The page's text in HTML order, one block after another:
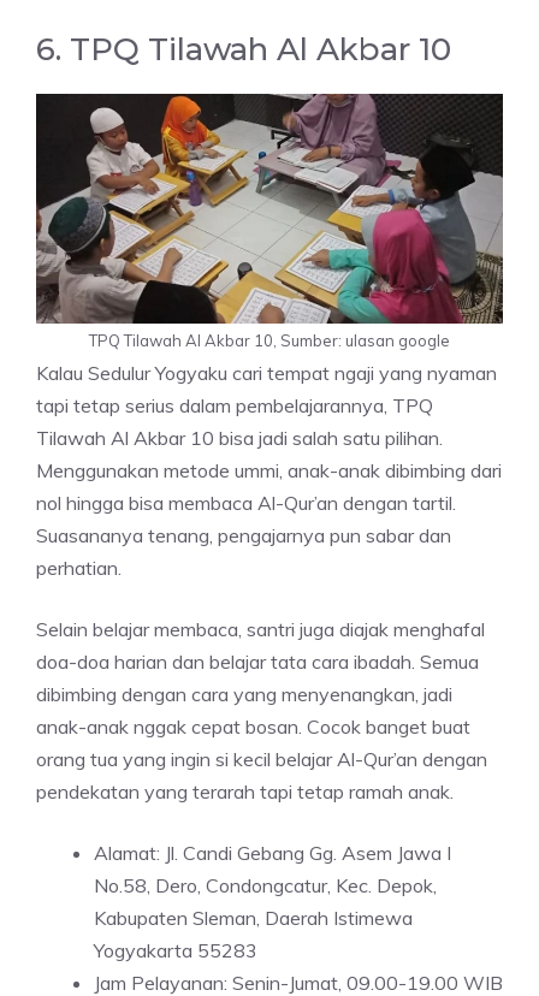
6. TPQ Tilawah Al Akbar 10
TPQ Tilawah Al Akbar 10, Sumber: ulasan google
Kalau Sedulur Yogyaku cari tempat ngaji yang nyaman
tapi tetap serius dalam pembelajarannya, TPQ
Tilawah Al Akbar 10 bisa jadi salah satu pilihan.
Menggunakan metode ummi, anak-anak dibimbing dari
nol hingga bisa membaca Al-Qur’an dengan tartil.
Suasananya tenang, pengajarnya pun sabar dan
perhatian.
Selain belajar membaca, santri juga diajak menghafal
doa-doa harian dan belajar tata cara ibadah. Semua
dibimbing dengan cara yang menyenangkan, jadi
anak-anak nggak cepat bosan. Cocok banget buat
orang tua yang ingin si kecil belajar Al-Qur’an dengan
pendekatan yang terarah tapi tetap ramah anak.
Alamat: Jl. Candi Gebang Gg. Asem Jawa I
No.58, Dero, Condongcatur, Kec. Depok,
Kabupaten Sleman, Daerah Istimewa
Yogyakarta 55283
Jam Pelayanan: Senin-Jumat, 09.00-19.00 WIB